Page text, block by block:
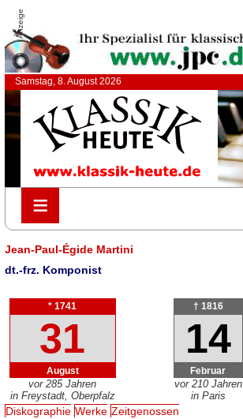
Anzeige
Samstag, 8. August 2026
≡
≡
Jean-Paul-Égide Martini
dt.-frz. Komponist
* 1741
31
August
vor 285 Jahren
in Freystadt, Oberpfalz
† 1816
14
Februar
vor 210 Jahren
in Paris
Diskographie Werke Zeitgenossen